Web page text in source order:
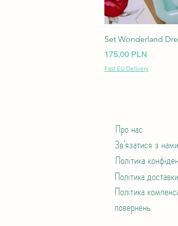
Set Wonderland
Ціна
175,00 PLN
Fast EU Delivery
Про нас
Зв'язатися з нами
Політика
Політика доставки
Політика
повернень